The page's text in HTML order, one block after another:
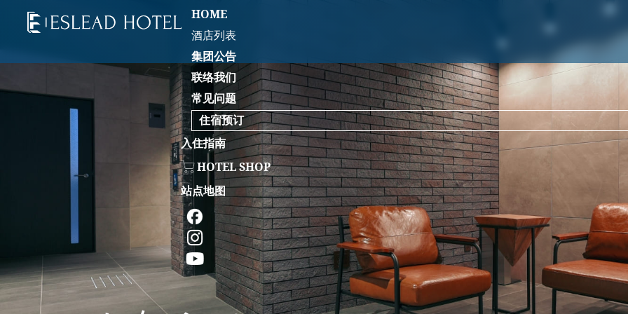
HOME
酒店列表
集团公告
联络我们
常见问题
住宿预订
入住指南
HOTEL SHOP
站点地图